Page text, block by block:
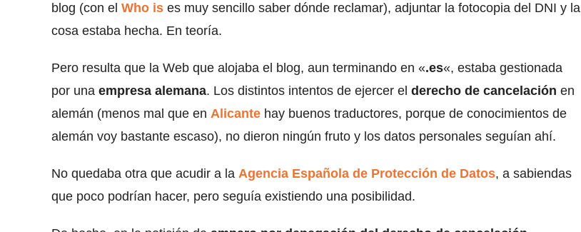
blog (con el Who is es muy sencillo saber dónde reclamar), adjuntar la fotocopia del DNI y la
cosa estaba hecha. En teoría.
Pero resulta que la Web que alojaba el blog, aun terminando en «.es«, estaba gestionada
por una empresa alemana. Los distintos intentos de ejercer el derecho de cancelación en
alemán (menos mal que en Alicante hay buenos traductores, porque de conocimientos de
alemán voy bastante escaso), no dieron ningún fruto y los datos personales seguían ahí.
No quedaba otra que acudir a la Agencia Española de Protección de Datos, a sabiendas
que poco podrían hacer, pero seguía existiendo una posibilidad.